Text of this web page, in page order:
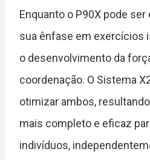
Enquanto o P90X pode
sua ênfase em exercícios
o desenvolvimento da
coordenação. O Sistema
otimizar ambos,
mais completo e eficaz
indivíduos,